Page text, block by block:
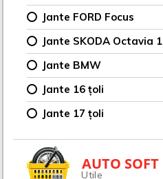
Jante FORD Focus
Jante SKODA Octavia 1
Jante BMW
Jante 16 țoli
Jante 17 țoli
AUTO SOFT
Utile